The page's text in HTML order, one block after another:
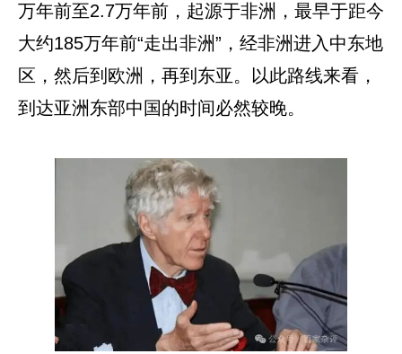
万年前至2.7万年前，起源于非洲，最早于距今
大约185万年前“走出非洲”，经非洲进入中东地
区，然后到欧洲，再到东亚。以此路线来看，
到达亚洲东部中国的时间必然较晚。